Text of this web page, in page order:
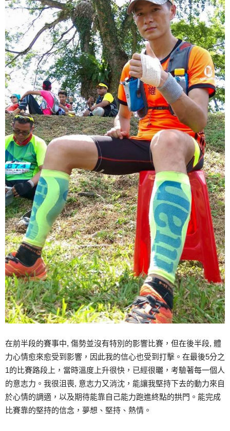
在前半段的賽事中, 傷勢並沒有特別的影響比賽，但在後半段, 體
力心情愈來愈受到影響，因此我的信心也受到打擊。在最後5分之
1的比賽路段上，當時溫度上升很快，已經很曬，考驗著每一個人
的意志力。我很沮喪, 意志力又消沈，能讓我堅持下去的動力來自
於心情的調適，以及期待能靠自己能力跑進終點的拱門。能完成
比賽靠的堅持的信念，夢想、堅持、熱情。